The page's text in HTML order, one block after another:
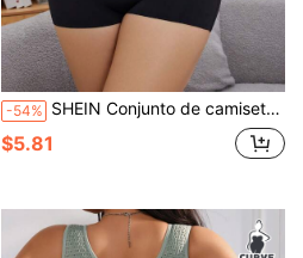
-54% SHEIN Conjunto de camiseta de manga corta y pantalones cortos de unicolor de talla grande como ropa interior moldeadora
$5.81